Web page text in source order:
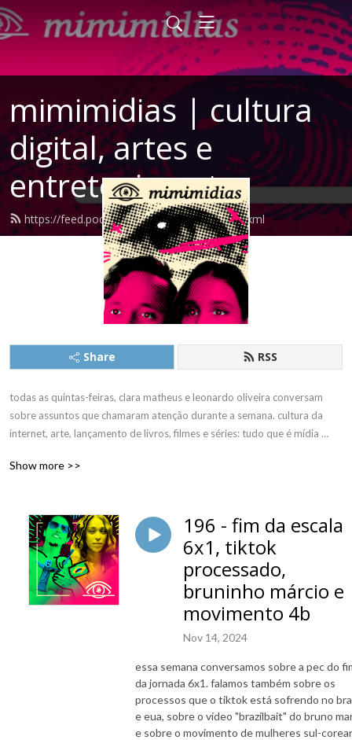
mimimidias | cultura
digital, artes e
entretenimento
https://feed.podbean.com/mimimidias/feed.xml
Share RSS
todas as quintas-feiras, clara matheus e leonardo oliveira conversam
sobre assuntos que chamaram atenção durante a semana. cultura da
internet, arte, lançamento de livros, filmes e séries: tudo que é mídia
qualidade, mas sem perder o bom humor.
Show more >>
196 - fim da escala
6x1, tiktok
processado,
bruninho márcio e
movimento 4b
Nov 14, 2024
essa semana conversamos sobre a pec do
da jornada 6x1. falamos também sobre os
processos que o tiktok está sofrendo no
e eua, sobre o vídeo "brazilbait" do bruno
e sobre o movimento de mulheres sul-